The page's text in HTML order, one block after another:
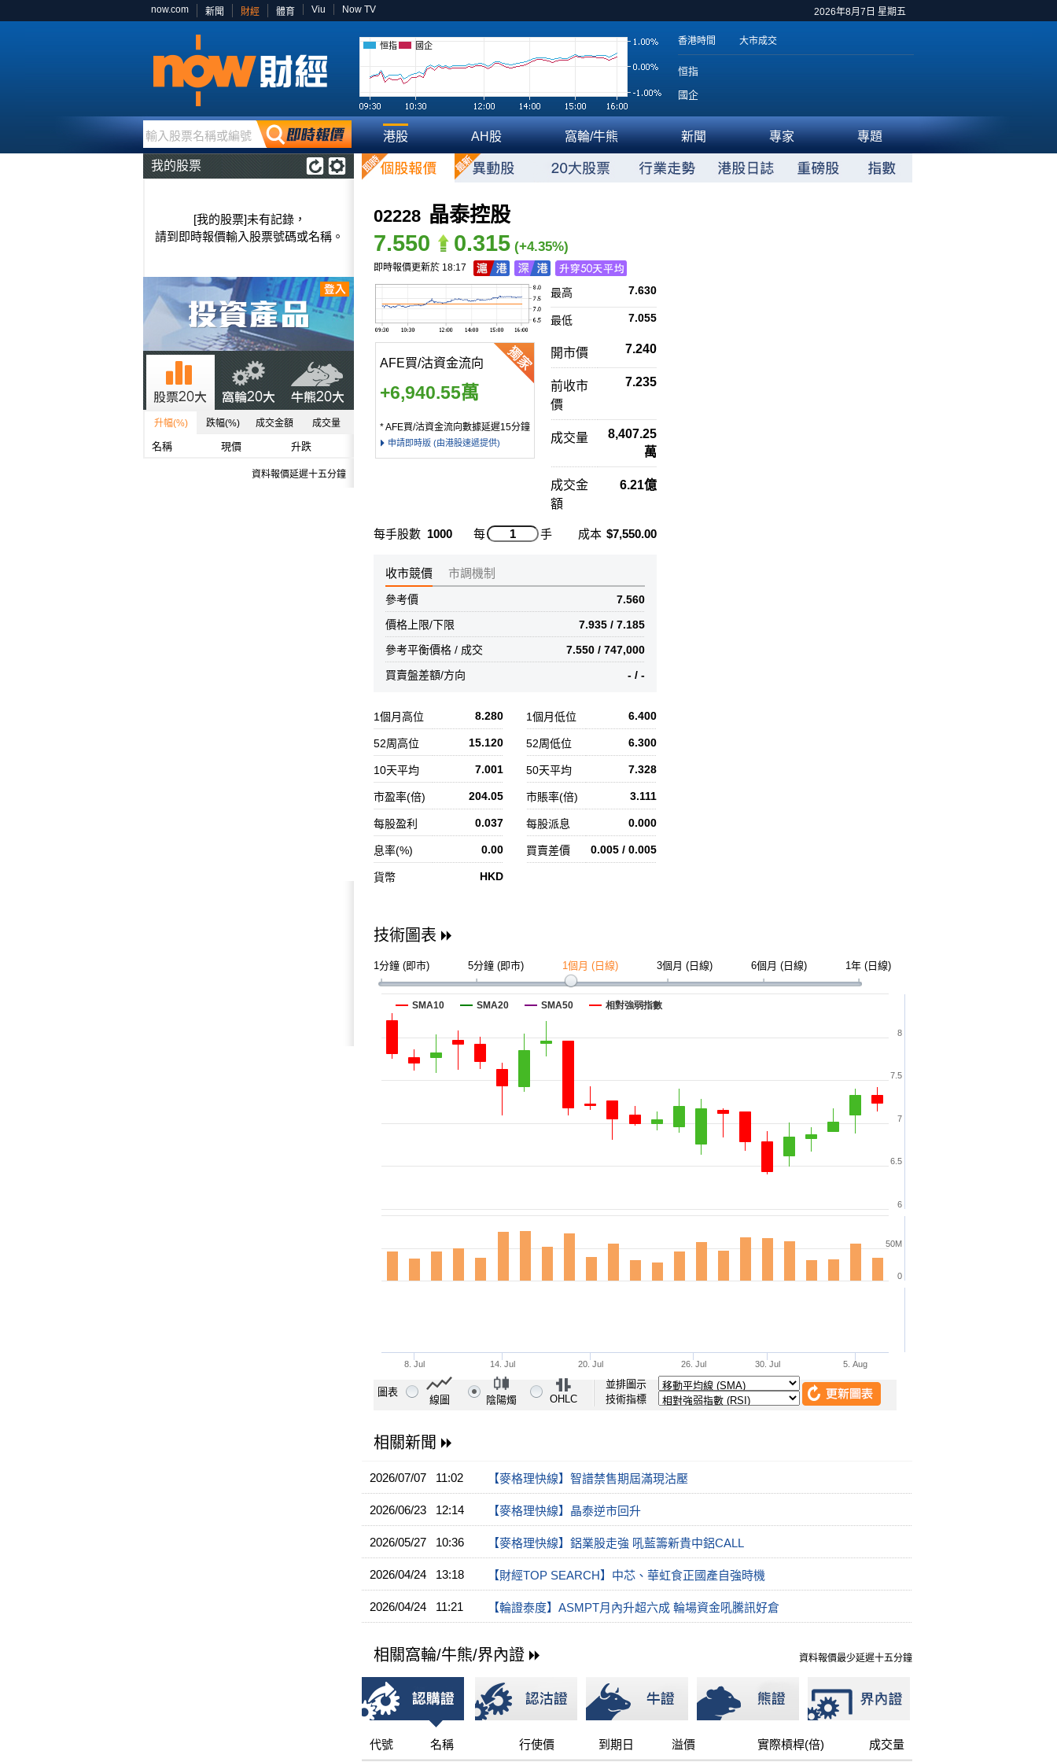
2026年8月7日 星期五
now.com 新聞 財經 體育 Viu Now TV
恒指 國企 香港時間 大市成交
恒指
國企
輸入股票名稱或編號 港股 AH股 窩輪/牛熊 新聞 專家 專題
我的股票
[我的股票]未有記錄，
請到即時報價輸入股票號碼或名稱。
升幅(%) 跌幅(%) 成交金額 成交量
名稱 現價 升跌
資料報價延遲十五分鐘
02228 晶泰控股
7.550 0.315 (+4.35%)
即時報價更新於 18:17
7.630
最高
7.055
最低
AFE買/沽資金流向
+6,940.55萬
* AFE買/沽資金流向數據延遲15分鐘
申請即時版 (由港股速遞提供)
開市價 7.240
前收市
價
7.235
成交量
8,407.25
萬
成交金
額
6.21億
每手股數 1000 每 手 成本 $7,550.00
收市競價 市調機制
7.560
參考價
7.935 / 7.185
價格上限/下限
7.550 / 747,000
參考平衡價格 / 成交
- / -
買賣盤差額/方向
1個月高位 8.280 1個月低位 6.400
52周高位 15.120 52周低位 6.300
10天平均 7.001 50天平均 7.328
市盈率(倍) 204.05 市賬率(倍) 3.111
每股盈利 0.037 每股派息 0.000
息率(%) 0.00 買賣差價 0.005 / 0.005
貨幣 HKD
技術圖表
1分鐘 (即市) 5分鐘 (即市) 1個月 (日線) 3個月 (日線) 6個月 (日線) 1年 (日線)
圖表
線圖 陰陽燭 OHLC
並排圖示
技術指標
相關新聞
2026/07/07 11:02 【麥格理快線】智譜禁售期屆滿現沽壓
2026/06/23 12:14 【麥格理快線】晶泰逆市回升
2026/05/27 10:36 【麥格理快線】鋁業股走強 吼藍籌新貴中鋁CALL
2026/04/24 13:18 【財經TOP SEARCH】中芯、華虹食正國產自強時機
2026/04/24 11:21 【輪證泰度】ASMPT月內升超六成 輪場資金吼騰訊好倉
資料報價最少延遲十五分鐘
相關窩輪/牛熊/界內證
代號 名稱 行使價 到期日 溢價 實際槓桿(倍) 成交量